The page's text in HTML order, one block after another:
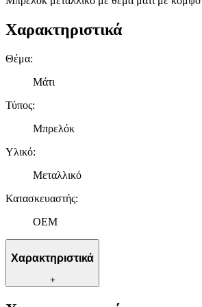
Χαρακτηριστικά
Θέμα:
Μάτι
Τύπος:
Μπρελόκ
Υλικό:
Μεταλλικό
Κατασκευαστής:
OEM
Χαρακτηριστικά
+